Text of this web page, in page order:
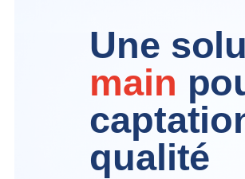
Une
main
qualité